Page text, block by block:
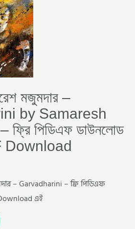
মজুমদার –
by Samaresh
পিডিএফ ডাউনলোড
Download
– Garvadharini – ফ্রি পিডিএফ
এই